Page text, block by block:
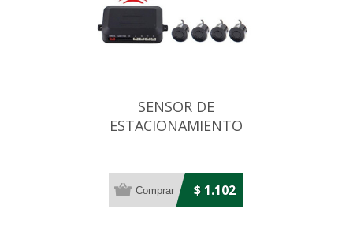
SENSOR DE
ESTACIONAMIENTO
$ 1.102